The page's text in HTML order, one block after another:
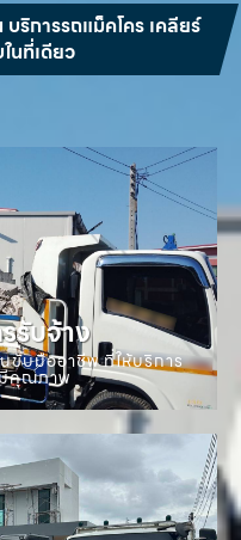
ริการรถแม็คโคร เคลียร์
นที่เดียว
รับจ้าง
ขับมืออาชีพ ที่ให้บริการ
คุณภาพ